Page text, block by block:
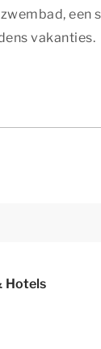
vakanties.
Hotels